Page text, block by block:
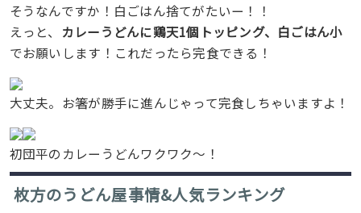
そうなんですか！白ごはん捨てがたいー！！
えっと、
カレーうどんに鶏天1個トッピング、白ごはん小
でお願いします！これだったら完食できる！
大丈夫。お箸が勝手に進んじゃって完食しちゃいますよ！
初団平のカレーうどんワクワク〜！
枚方のうどん屋事情&人気ランキング